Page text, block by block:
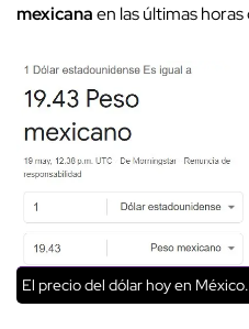
mexicanaen las últimas
El precio del dólar hoy en México.